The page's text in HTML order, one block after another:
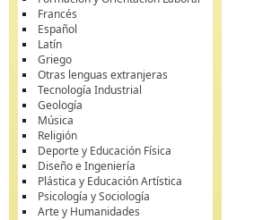
Francés
Español
Latín
Griego
Otras lenguas extranjeras
Tecnología Industrial
Geología
Música
Religión
Deporte y Educación Física
Diseño e Ingeniería
Plástica y Educación Artística
Psicología y Sociología
Arte y Humanidades